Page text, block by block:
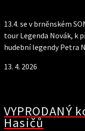
13.4. se v brněnském
tour Legenda Novák, k
hudební legendy Petra
13. 4. 2026
VYPRODANÝ
Hasičů